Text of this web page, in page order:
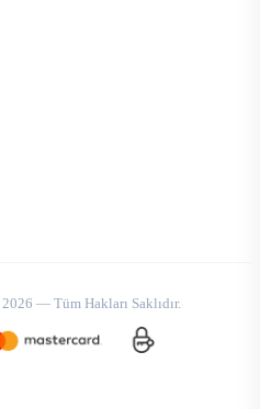
— Tüm Hakları Saklıdır.